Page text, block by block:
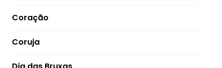
Coração
Coruja